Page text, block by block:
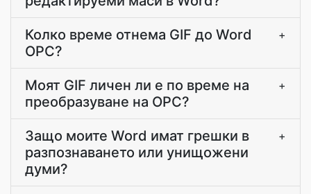
Колко време отнема GIF до Word
ОРС?
+
Моят GIF личен ли е по време на
преобразуване на ОРС?
+
Защо моите Word имат грешки в
разпознаването или унищожени
думи?
+